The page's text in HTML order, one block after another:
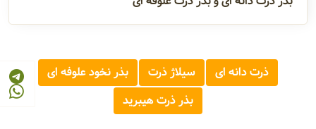
ذرت دانه ای سیلاژ ذرت
بذر نخود علوفه ای
بذر ذرت هیبرید